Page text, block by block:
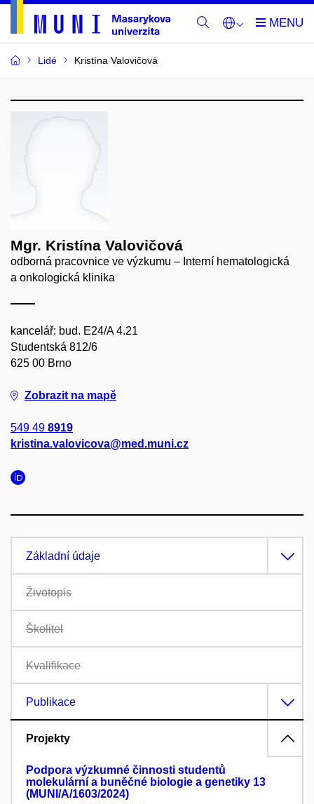
Lidé Kristína Valovičová
Mgr. Kristína Valovičová
odborná pracovnice ve výzkumu – Interní hematologická
a onkologická klinika
kancelář: bud. E24/A 4.21
Studentská 812/6
625 00 Brno
Zobrazit na mapě
549 49 8919
kristina.valovicova@med.muni.cz
Základní údaje
Životopis
Školitel
Kvalifikace
Publikace
Projekty
Podpora výzkumné činnosti studentů
molekulární a buněčné biologie a genetiky 13
(MUNI/A/1603/2024)